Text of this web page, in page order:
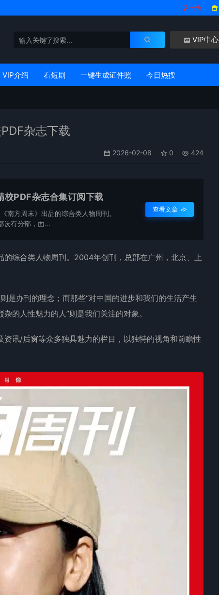
公告
VIP中心
VIP介绍 看短剧 一键生成证件照 今日热搜
杂志下载
2026-02-08 0 424
校PDF杂志合集订阅下载
南方周末》出品的综合类人物周刊。
设有分部，面...
查看文章
综合类人物周刊。2004年创刊，总部在广州，北京、上
是办刊的理念；而那些“对中国的进步和我们的生活产生
的人性魅力的人”则是我们关注的对象。
讯/后窗等众多独具魅力的栏目，以独特的视角和前瞻性